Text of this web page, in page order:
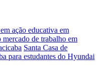
ação educativa em
de trabalho em
Santa Casa de
para estudantes do Hyundai